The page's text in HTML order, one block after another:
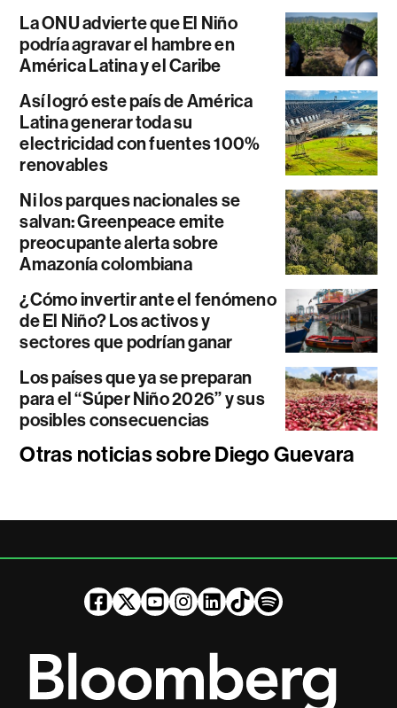
La ONU advierte que El Niño
podría agravar el hambre en
América Latina y el Caribe
Así logró este país de América
Latina generar toda su
electricidad con fuentes 100%
renovables
Ni los parques nacionales se
salvan: Greenpeace emite
preocupante alerta sobre
Amazonía colombiana
¿Cómo invertir ante el fenómeno
de El Niño? Los activos y
sectores que podrían ganar
Los países que ya se preparan
para el “Súper Niño 2026” y sus
posibles consecuencias
Otras noticias sobre Diego Guevara